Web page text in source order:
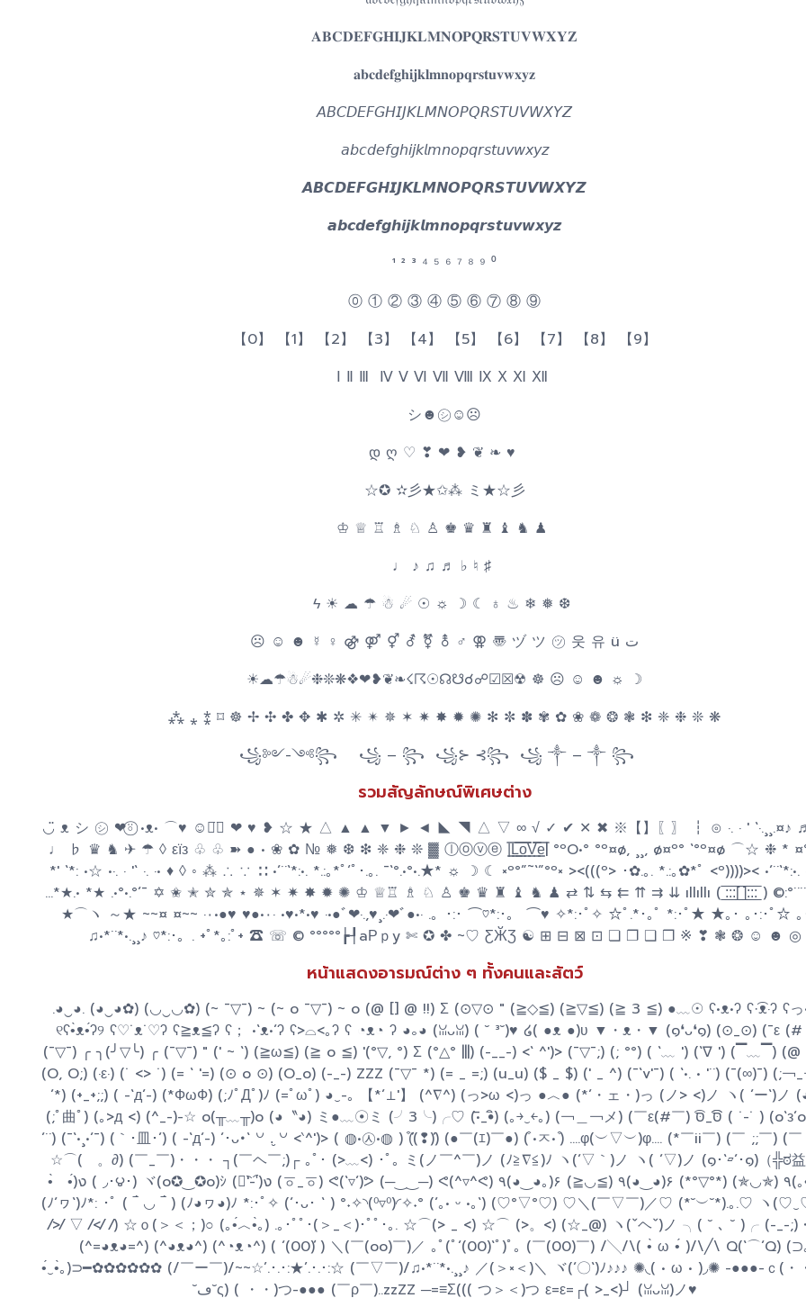
𝐀𝐁𝐂𝐃𝐄𝐅𝐆𝐇𝐈𝐉𝐊𝐋𝐌𝐍𝐎𝐏𝐐𝐑𝐒𝐓𝐔𝐕𝐖𝐗𝐘𝐙
𝐚𝐛𝐜𝐝𝐞𝐟𝐠𝐡𝐢𝐣𝐤𝐥𝐦𝐧𝐨𝐩𝐪𝐫𝐬𝐭𝐮𝐯𝐰𝐱𝐲𝐳
𝘈𝘉𝘊𝘋𝘌𝘍𝘎𝘏𝘐𝘑𝘒𝘓𝘔𝘕𝘖𝘗𝘘𝘙𝘚𝘛𝘜𝘝𝘞𝘟𝘠𝘡
𝘢𝘣𝘤𝘥𝘦𝘧𝘨𝘩𝘪𝘫𝘬𝘭𝘮𝘯𝘰𝘱𝘲𝘳𝘴𝘵𝘶𝘷𝘸𝘹𝘺𝘻
𝘼𝘽𝘾𝘿𝙀𝙁𝙂𝙃𝙄𝙅𝙆𝙇𝙈𝙉𝙊𝙋𝙌𝙍𝙎𝙏𝙐𝙑𝙒𝙓𝙔𝙕
𝙖𝙗𝙘𝙙𝙚𝙛𝙜𝙝𝙞𝙟𝙠𝙡𝙢𝙣𝙤𝙥𝙦𝙧𝙨𝙩𝙪𝙫𝙬𝙭𝙮𝙯
¹ ² ³ ⁴ ⁵ ⁶ ⁷ ⁸ ⁹ ⁰
⓪ ① ② ③ ④ ⑤ ⑥ ⑦ ⑧ ⑨
【0】 【1】 【2】 【3】 【4】 【5】 【6】 【7】 【8】 【9】
Ⅰ Ⅱ Ⅲ Ⅳ Ⅴ Ⅵ Ⅶ Ⅷ Ⅸ Ⅹ Ⅺ Ⅻ
シ☻㋛☺☹
დ ღ ♡ ❣ ❤ ❥ ❦ ❧ ♥
☆✪ ✫彡★✩⁂ ミ★☆彡
♔ ♕ ♖ ♗ ♘ ♙ ♚ ♛ ♜ ♝ ♞ ♟
♩ ♪ ♫ ♬ ♭ ♮ ♯
ϟ ☀ ☁ ☂ ☃ ☄ ☉ ☼ ☽ ☾ ♁ ♨ ❄ ❅ ❆
☹ ☺ ☻ ☿ ♀ ⚣ ⚤ ⚥ ⚦ ⚧ ⚨ ♂ ⚢ 〠 ヅ ツ ㋡ 웃 유 ü ت
☀☁☂☃☄❉❊❋❖❤❥❦❧☇☈☉☊☋☌☍☑☒☢ ☸ ☹ ☺ ☻ ☼ ☽
⁂ ⁎ ⁑ ⌑ ☸ ✢ ✣ ✤ ✥ ✱ ✲ ✳ ✴ ✵ ✶ ✷ ✸ ✹ ✺ ✻ ✼ ✽ ✾ ✿ ❀ ❁ ❂ ❃ ❇ ❈ ❉ ❊ ❋
꧁༻-༺꧂ ꧁ – ꧂ ꧁⊱ ⊰꧂ ꧁ ༒ – ༒ ꧂
รวมสัญลักษณ์พิเศษต่าง
◡̈ ᴥ シ ㋛ ❤︎⍤⃝ •ᴥ• ⌒♥ ☺◡̈⃝ ❤ ♥ ❥ ☆ ★ △ ▲ ▲ ▼ ► ◄ ◣ ◥ △ ▽ ∞ √ ✓ ✔ ✕ ✖ ※【】〖〗 ┇ ⊙ ·. · ' `·.¸¸.¤♪
♩ ♭ ♛ ♞ ✈ ☂ ◊ εїз ♧ ♧ ➽ ● • ❀ ✿ № ❅ ❆ ❇ ❈ ❉ ❊ ▓ ⓛⓞⓥⓔ |͇̿L͇͇̿̿o͇͇̿̿V͇͇̿̿e͇̿| °ºO•° °º¤ø, ¸¸, ø¤º° `°º¤ø ⌒☆ ❉ *
*' `*: •☆ •·. · '` ·. ·• ♦ ◊ ◦ ⁂ ∴ ∵ ∷ •´¨`*:•. *.:｡*ﾟ‘ﾟ･.｡. ¯`°.•°•.★* ☼ ☽ ☾ ×º°”˜`”°º× ><(((º> ･✿.｡. *.:｡✿*ﾟ <º))))>< •´¨`*:•.
...*★.• *★ .•°•.°´¯ ✡ ✬ ✭ ✮ ✯ ⋆ ✵ ✶ ✷ ✸ ✹ ✺ ♔ ♕♖ ♗ ♘ ♙ ♚ ♛ ♜ ♝ ♞ ♟ ⇄ ⇅ ⇆ ⇇ ⇈ ⇉ ⇊ ıllıllı ( ̲̅:̲̅:̲̅:̲̅[̲̅ ̲̅]̲̅:̲̅:̲̅:̲̅ )
★⌒ヽ ～★ ~~¤ ¤~~ ·٠•●♥ ♥●•٠· •♥•*•♥ ·•●ﾞ❤·.,♥¸.·❤ﾞ●•· .。･:･ ⌒♡*:･。 ⌒♥ ✧*:･ﾟ✧ ☆ﾟ.*･｡ﾟ *:･ﾟ★ ★｡･ ｡･:･ﾟ☆ ｡･:★
♫•*¨*•.¸¸♪ ♡*:･。. +ﾟ*｡:ﾟ+ ☎ ☏ © °°°°°┢┦aΡｐy ✄ ✪ ✤ ~♡ ƸӁƷ ☯ ⊞ ⊟ ⊠ ⊡ ❏ ❐ ❑ ❒ ※ ❣ ❃ ❂ ☺ ☻ ◎
หน้าแสดงอารมณ์ต่าง ๆ ทั้งคนและสัตว์
.◕‿◕. (◕‿◕✿) (◡‿◡✿) (~ ¯▽¯) ~ (~ o ¯▽¯) ~ o (@ [] @ !!) Σ (⊙▽⊙ " (≧◇≦) (≧▽≦) (≧ 3 ≦) ●﹏☉ ʕ•ᴥ•ʔ ʕ·͡ᴥ·ʔ ʕっ
୧ʕ•̀ᴥ•́ʔ୨ ʕ♡˙ᴥ˙♡ʔ ʕ≧ᴥ≦ʔ ʕ； •`ᴥ•´ʔ ʕ>⌓<｡ʔ ʕ ◔ᴥ◔ ʔ ◕｡◕ (ꈍᴗꈍ) ( ˘ ³˘)♥ ໒( ●ᴥ ●)ʋ ▼・ᴥ・▼ (๑❛ᴗ❛๑) (⊙_⊙) (¯ε (#
(¯▽¯) ╭ ╮(╯▽╰) ╭ (¯▽¯) " (' ~ `) (≧ω≦) (≧ o ≦) '(°▽, °) Σ (°△° |||) (-__-) <` ^')> (¯▽¯;) (; °°) ( `﹏ ') (`∇ ') (▔﹏▔) (@
(O, O;) (·ε·) (˙ <> ˙) (= ` '=) (⊙ o ⊙) (O_o) (-_-) ZZZ (¯▽¯ *) (= _ =;) (u_u) ($ _ $) (' _ ^) (¯`v'¯) ( `•. • '¨) (¯(∞)¯) (;￢
´*) (+_+;;) ( -`д´-) (*ФωФ) (;ﾉﾟДﾟ)ﾉ (=ﾟωﾟ) ◕‿-｡ 【*´⊥'】 (^∇^) (っ>ω <)っ ●︿● (*´・ェ・)っ (ノ> <)ノ ヽ( ´ー`)ノ
(;ﾟ曲ﾟ) (｡>д <) (^_-)-☆ o(╥﹏╥)o (◕〝◕) ミ●﹏☉ミ (╯3╰)╭♡ (•ิ_•ิ) (｡￫‿￩｡) (￢＿￢メ) (￣ε(#￣) סּ͡͡_סּ͡ ( ˙-˙ ) (o`з´o) (¨`•.•
´¨) (¯`•¸•´¯) (｀･皿･´) ( -`д´-) ´･ᴗ･` ꒡ .̮ ꒡ <‵^′)> ( ◍•㉦•◍ ) (͒ˊ(❢)ˋ) (●￣(ｴ)￣●) ( ͒•ㅈ• ͒) ....φ(︶▽︶)φ.... (*￣ii￣) (￣ ;;￣) (
☆⌒(ゝ。∂) (￣_￣)・・・ ┐(￣ヘ￣;)┌ ｡ﾟ･ (>﹏<) ･ﾟ｡ ミ(ノ￣^￣)ノ (ﾉ≧∇≦)ﾉ ヽ(´▽｀)ノ ヽ( ´▽)ノ (๑･`▱´･๑)（╬ಠ
•̀ゝ•́)ง ( ◞･౪･) ヾ(o✪‿✪o)ｼ (ง︡'-'︠)ง (ㆆ_ㆆ) ᕙ(`▿´)ᕗ (─‿‿─) ᕙ(^▿^ᕙ) ٩(◕‿◕｡)۶ (≧◡≦) ٩(◕‿◕)۶ (*°▽°*) (✯◡✯) ٩(｡•́‿•̀｡)۶
(ﾉ´ヮ`)ﾉ*: ･ﾟ ( ‾́ ◡ ‾́ ) (ﾉ◕ヮ◕)ﾉ *:･ﾟ✧ (´･ᴗ･ ` ) °˖✧◝(⁰▿⁰)◜✧˖° (´｡• ᵕ •｡`) (♡°▽°♡) ♡＼(￣▽￣)／♡ (*˘︶˘*).｡.♡ ヽ
⁄>⁄ ▽ ⁄<⁄ ⁄) ☆ｏ(＞＜；)○ (｡•́︿•̀｡) .｡･ﾟﾟ･(＞_＜)･ﾟﾟ･｡. ☆⌒(> _ <) ☆⌒ (>。<) (☆_@) ヽ(ˇヘˇ)ノ ╮( ˘ ､ ˘ )╭ (-_-;)
(^=◕ᴥ◕=^) (^◕ᴥ◕^) (^◔ᴥ◔^) ( ´(00)ˋ ) ＼(￣(oo)￣)／ ｡ﾟ(ﾟ´(00)`ﾟ)ﾟ｡ (￣(00)￣) /╲/\( •̀ ω •́ )/\╱\ Q(`⌒´Q) (⊃
•́‿•̀｡)⊃━✿✿✿✿✿✿ (/￣ー￣)/~~☆’.･.･:★’.･.･:☆ (￣▽￣)/♫•*¨*•.¸¸♪ ／(＞×＜)＼ ヾ(´〇`)ﾉ♪♪♪ ✺◟( • ω • )◞✺ -●●●-ｃ(・
˘ڡ˘ς) ( ・・)つ-●●● (￣ρ￣)..zzZZ ─=≡Σ((( つ＞＜)つ ε=ε=┌( >_<)┘ (ꈍᴗꈍ)ノ♥